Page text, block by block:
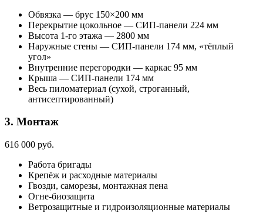
Обвязка — брус 150×200 мм
Перекрытие цокольное — СИП-панели 224 мм
Высота 1-го этажа — 2800 мм
Наружные стены — СИП-панели 174 мм, «тёплый
угол»
Внутренние перегородки — каркас 95 мм
Крыша — СИП-панели 174 мм
Весь пиломатериал (сухой, строганный,
антисептированный)
3. Монтаж
616 000 руб.
Работа бригады
Крепёж и расходные материалы
Гвозди, саморезы, монтажная пена
Огне-биозащита
Ветрозащитные и гидроизоляционные материалы